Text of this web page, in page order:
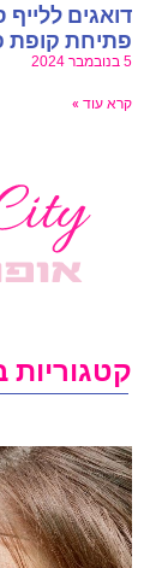
ללייף
קופת
עוד »